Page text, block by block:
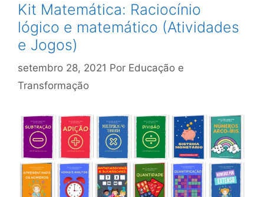
Kit Matemática: Raciocínio
lógico e matemático (Atividades
e Jogos)
setembro 28, 2021 Por Educação e
Transformação